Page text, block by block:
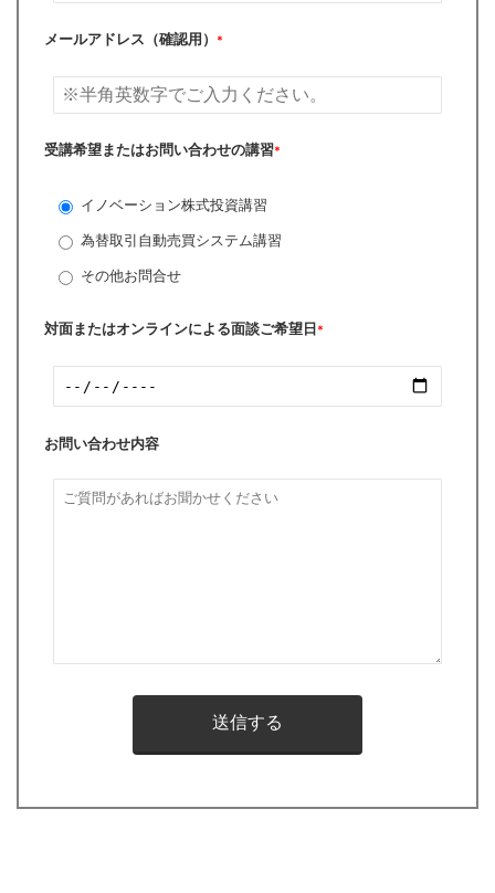
メールアドレス（確認用） *
受講希望またはお問い合わせの講習*
イノベーション株式投資講習
為替取引自動売買システム講習
その他お問合せ
対面またはオンラインによる面談ご希望日*
お問い合わせ内容